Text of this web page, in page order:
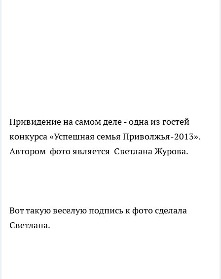
Привидение на самом деле - одна из гостей
конкурса «Успешная семья Приволжья-2013».
Автором фото является Светлана Журова.
Вот такую веселую подпись к фото сделала
Светлана.